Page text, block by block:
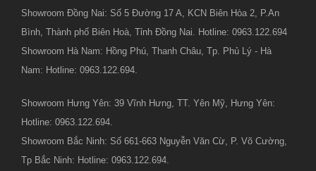
Showroom Đồng Nai: Số 5 Đường 17 A, KCN Biên Hòa 2, P.An
Bình, Thành phố Biên Hoà, Tỉnh Đồng Nai. Hotline: 0963.122.694
Showroom Hà Nam: Hồng Phú, Thanh Châu, Tp. Phủ Lý - Hà
Nam: Hotline: 0963.122.694.
Showroom Hưng Yên: 39 Vĩnh Hưng, TT. Yên Mỹ, Hưng Yên:
Hotline: 0963.122.694.
Showroom Bắc Ninh: Số 661-663 Nguyễn Văn Cừ, P. Võ Cường,
Tp Bắc Ninh: Hotline: 0963.122.694.